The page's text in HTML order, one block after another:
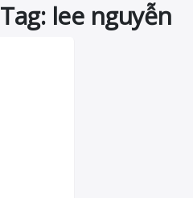
Tag: lee nguyễn